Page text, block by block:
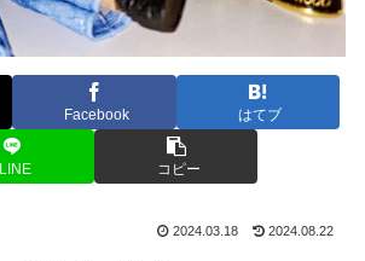
Facebook はてブ
LINE コピー
2024.03.18 2024.08.22